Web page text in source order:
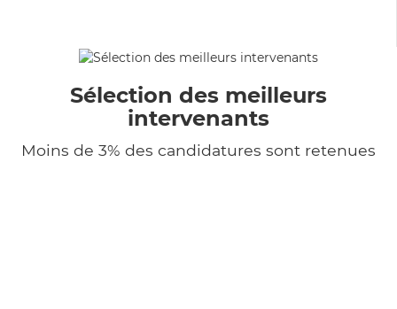
Sélection des meilleurs
intervenants
Moins de 3% des candidatures sont retenues